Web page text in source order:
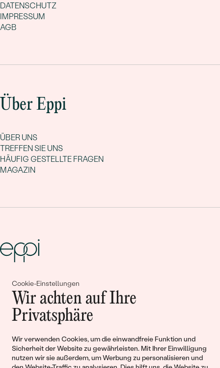
Cookie-Einstellungen
Wir achten auf Ihre
Privatsphäre
Wir verwenden Cookies, um die einwandfreie Funktion und
Sicherheit der Website zu gewährleisten. Mit Ihrer Einwilligung
nutzen wir sie außerdem, um Werbung zu personalisieren und
DATENSCHUTZ
IMPRESSUM
AGB
Über Eppi
ÜBER UNS
TREFFEN SIE UNS
HÄUFIG GESTELLTE FRAGEN
MAGAZIN
Gemeinsam erschaffen wir
Geschichten von Schönheit und
Liebe
Begleiten Sie uns!